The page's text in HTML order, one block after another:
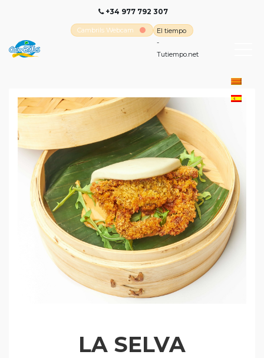
+34 977 792 307
Cambrils Webcam
El tiempo
-
Tutiempo.net
LA SELVA